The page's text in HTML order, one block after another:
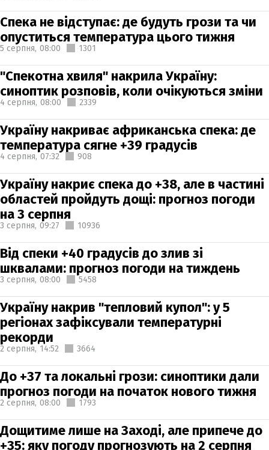
Спека не відступає: де будуть грози та чи
опуститься температура цього тижня
5 серпня, 08:00 1301
"Спекотна хвиля" накрила Україну:
синоптик розповів, коли очікуються зміни
4 серпня, 08:00 2339
Україну накриває африканська спека: де
температура сягне +39 градусів
4 серпня, 07:32 908
Україну накриє спека до +38, але в частині
областей пройдуть дощі: прогноз погоди
на 3 серпня
3 серпня, 09:27 10936
Від спеки +40 градусів до злив зі
шквалами: прогноз погоди на тиждень
3 серпня, 08:00 5458
Україну накрив "тепловий купол": у 5
регіонах зафіксували температурні
рекорди
2 серпня, 14:52 3664
До +37 та локальні грози: синоптики дали
прогноз погоди на початок нового тижня
2 серпня, 08:00 1793
Дощитиме лише на Заході, але припече до
+35: яку погоду прогнозують на 2 серпня